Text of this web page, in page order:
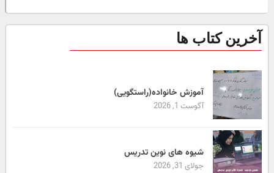
آخرین کتاب ها
آموزش خانواده(راستگویی)
آگوست 1, 2026
شیوه های نوین تدریس
جولای 31, 2026